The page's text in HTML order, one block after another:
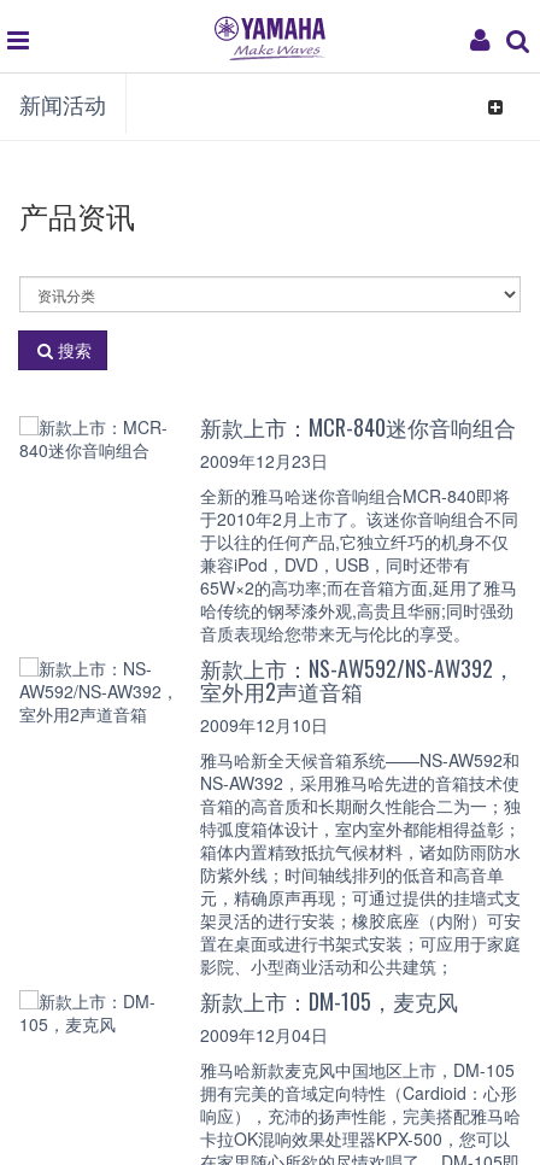
My
global
navigation
新闻活动
Toggle
产品资讯
选
择
资
分
搜索
新款上市：MCR-840迷你音响组合
2009年12月23日
全新的雅马哈迷你音响组合MCR-840即将
于2010年2月上市了。该迷你音响组合不同
于以往的任何产品,它独立纤巧的机身不仅
兼容iPod，DVD，USB，同时还带有
65W×2的高功率;而在音箱方面,延用了雅马
哈传统的钢琴漆外观,高贵且华丽;同时强劲
音质表现给您带来无与伦比的享受。
新款上市：NS-AW592/NS-AW392，
室外用2声道音箱
2009年12月10日
雅马哈新全天候音箱系统——NS-AW592和
NS-AW392，采用雅马哈先进的音箱技术使
音箱的高音质和长期耐久性能合二为一；独
特弧度箱体设计，室内室外都能相得益彰；
箱体内置精致抵抗气候材料，诸如防雨防水
防紫外线；时间轴线排列的低音和高音单
元，精确原声再现；可通过提供的挂墙式支
架灵活的进行安装；橡胶底座（内附）可安
置在桌面或进行书架式安装；可应用于家庭
影院、小型商业活动和公共建筑；
新款上市：DM-105，麦克风
2009年12月04日
雅马哈新款麦克风中国地区上市，DM-105
拥有完美的音域定向特性（Cardioid：心形
响应），充沛的扬声性能，完美搭配雅马哈
卡拉OK混响效果处理器KPX-500，您可以